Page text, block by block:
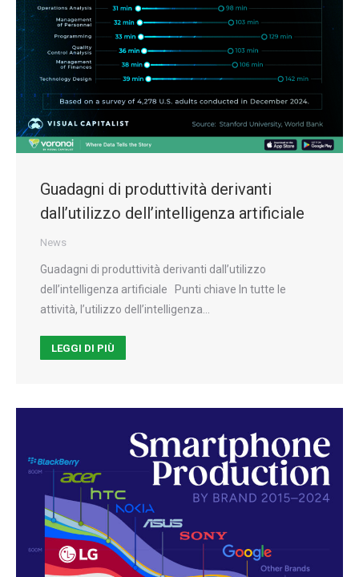
Guadagni di produttività derivanti
dall’utilizzo dell’intelligenza artificiale
News
Guadagni di produttività derivanti dall’utilizzo
dell’intelligenza artificiale Punti chiave In tutte le
attività, l’utilizzo dell’intelligenza…
LEGGI DI PIÙ